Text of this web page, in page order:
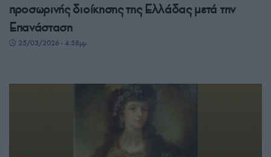
προσωρινής διοίκησης της Ελλάδας μετά την
Επανάσταση
25/03/2026 - 4:58μμ